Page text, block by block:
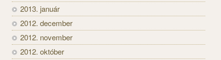
2013. január
2012. december
2012. november
2012. október